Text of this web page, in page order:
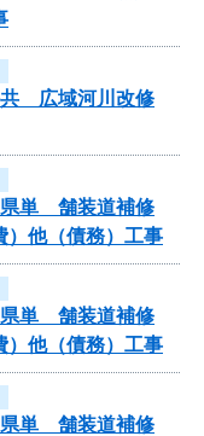
共 広域河川改修
県単 舗装道補修
）他（債務）工事
県単 舗装道補修
）他（債務）工事
県単 舗装道補修